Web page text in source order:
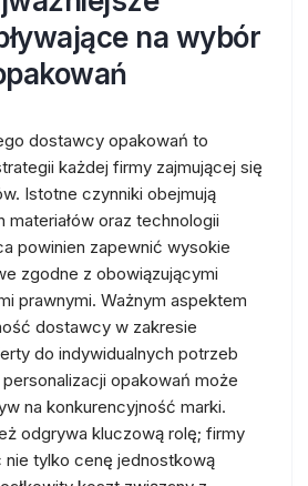
na wybór
dostawcy opakowań to
każdej firmy zajmującej się
Istotne czynniki obejmują
oraz technologii
powinien zapewnić wysokie
zgodne z obowiązującymi
prawnymi. Ważnym aspektem
dostawcy w zakresie
do indywidualnych potrzeb
opakowań może
na konkurencyjność marki.
odgrywa kluczową rolę; firmy
nie tylko cenę jednostkową